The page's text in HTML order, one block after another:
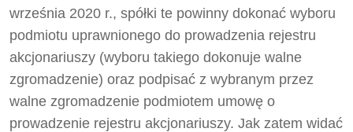
września 2020 r., spółki te powinny dokonać wyboru
podmiotu uprawnionego do prowadzenia rejestru
akcjonariuszy (wyboru takiego dokonuje walne
zgromadzenie) oraz podpisać z wybranym przez
walne zgromadzenie podmiotem umowę o
prowadzenie rejestru akcjonariuszy. Jak zatem widać